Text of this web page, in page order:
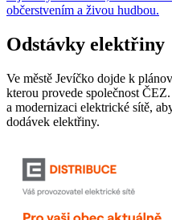
občerstvením a živou hudbou.
Odstávky elektřiny
Ve městě Jevíčko dojde k
kterou provede společnost
a modernizaci elektrické sítě,
dodávek elektřiny.